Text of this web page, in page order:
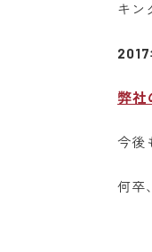
キン
弊社
今後
何卒